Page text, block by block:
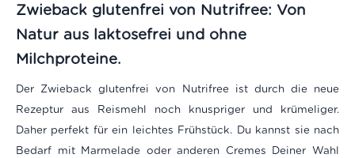
Zwieback glutenfrei von Nutrifree: Von
Natur aus laktosefrei und ohne
Milchproteine.
Der Zwieback glutenfrei von Nutrifree ist durch die neue
Rezeptur aus Reismehl noch knuspriger und krümeliger.
Daher perfekt für ein leichtes Frühstück. Du kannst sie nach
Bedarf mit Marmelade oder anderen Cremes Deiner Wahl